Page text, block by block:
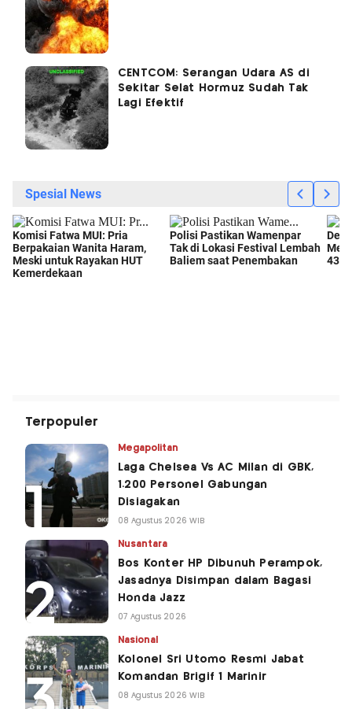
CENTCOM: Serangan Udara AS di
Sekitar Selat Hormuz Sudah Tak
Lagi Efektif
Terpopuler
Megapolitan
Laga Chelsea Vs AC Milan di GBK,
1.200 Personel Gabungan
Disiagakan
08 Agustus 2026 WIB
Nusantara
Bos Konter HP Dibunuh Perampok,
Jasadnya Disimpan dalam Bagasi
Honda Jazz
07 Agustus 2026
Nasional
Kolonel Sri Utomo Resmi Jabat
Komandan Brigif 1 Marinir
08 Agustus 2026 WIB